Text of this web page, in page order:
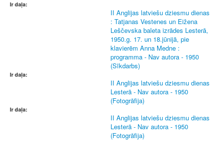
Ir daļa:
II Anglijas latviešu dziesmu dienas
: Tatjanas Vestenes un Eižena
Leščevska baleta izrādes Lesterā,
1950.g. 17. un 18.jūnijā, pie
klavierēm Anna Medne :
programma - Nav autora - 1950
(Sīkdarbs)
Ir daļa:
II Anglijas latviešu dziesmu dienas
Lesterā - Nav autora - 1950
(Fotogrāfija)
Ir daļa:
II Anglijas latviešu dziesmu dienas
Lesterā - Nav autora - 1950
(Fotogrāfija)